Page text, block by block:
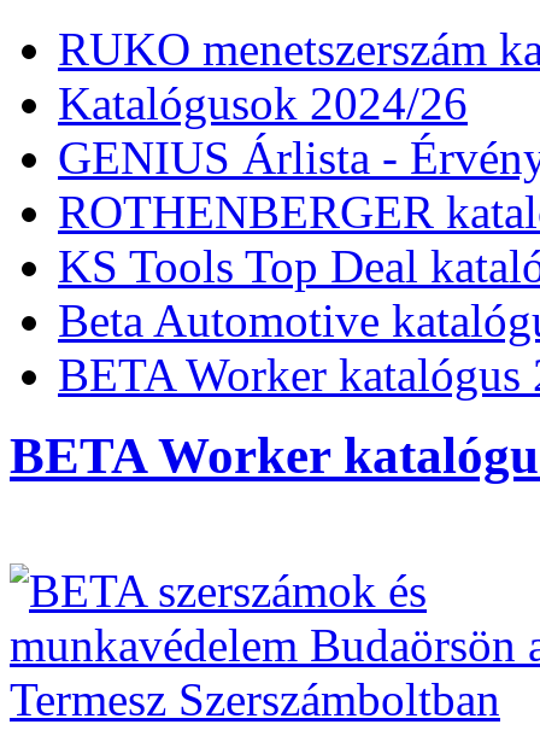
RUKO menetszerszám
Katalógusok 2024/26
GENIUS Árlista -
ROTHENBERGER
KS Tools Top Deal
Beta Automotive
BETA Worker katalógus
BETA Worker